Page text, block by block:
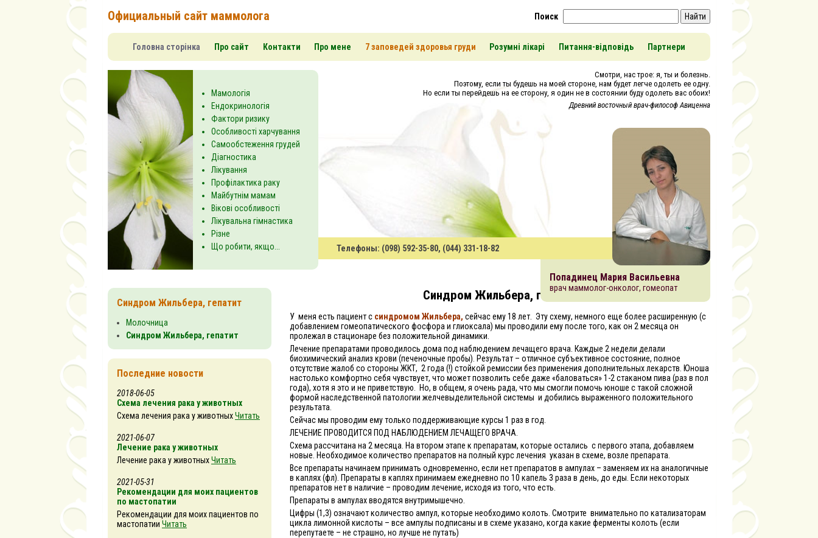
Официальный сайт маммолога Поиск Найти
Головна сторінка Про сайт Контакти Про мене 7 заповедей здоровья груди Розумні лікарі Питання-відповідь Партнери
Мамологія
Ендокринологія
Фактори ризику
Особливості харчування
Самообстеження грудей
Діагностика
Лікування
Профілактика раку
Майбутнім мамам
Вікові особливості
Лікувальна гімнастика
Різне
Що робити, якщо...
Смотри, нас трое: я, ты и болезнь.
Поэтому, если ты будешь на моей стороне, нам будет легче одолеть ее одну.
Но если ты перейдешь на ее сторону, я один не в состоянии буду одолеть вас обоих!
Древний восточный врач-философ Авиценна
Телефоны: (098) 592-35-80, (044) 331-18-82
Попадинец Мария Васильевна
врач маммолог-онколог, гомеопат
Синдром Жильбера, гепатит
У меня есть пациент с синдромом Жильбера, сейчас ему 18 лет. Эту схему, немного еще более расширенную (с
добавлением гомеопатического фосфора и глиоксала) мы проводили ему после того, как он 2 месяца он
пролежал в стационаре без положительной динамики.
Лечение препаратами проводилось дома под наблюдением лечащего врача. Каждые 2 недели делали
биохимический анализ крови (печеночные пробы). Результат – отличное субъективное состояние, полное
отсутствие жалоб со стороны ЖКТ, 2 года (!) стойкой ремиссии без применения дополнительных лекарств. Юноша
настолько комфортно себя чувствует, что может позволить себе даже «баловаться» 1-2 стаканом пива (раз в пол
года), хотя я это и не приветствую.
Но, в общем, я очень рада, что мы смогли помочь юноше с такой сложной
формой наследственной патологии желчевыделительной системы и добились выраженного положительного
результата.
Сейчас мы проводим ему только поддерживающие курсы 1 раз в год.
ЛЕЧЕНИЕ ПРОВОДИТСЯ ПОД НАБЛЮДЕНИЕМ ЛЕЧАЩЕГО ВРАЧА.
Схема рассчитана на 2 месяца. На втором этапе к препаратам, которые остались с первого этапа, добавляем
новые. Необходимое количество препаратов на полный курс лечения указан в схеме, возле препарата.
Все препараты начинаем принимать одновременно, если нет препаратов в ампулах – заменяем их на аналогичные
в каплях (фл). Препараты в каплях принимаем ежедневно по 10 капель 3 раза в день, до еды. Если некоторых
препаратов нет в наличие – проводим лечение, исходя из того, что есть.
Препараты в ампулах вводятся внутримышечно.
Цифры (1,3) означают количество ампул, которые необходимо колоть. Смотрите внимательно по катализаторам
цикла лимонной кислоты – все ампулы подписаны и в схеме указано, когда какие ферменты колоть (если
перепутаете – не страшно, но лучше не путать)
Синдром Жильбера, гепатит
Молочница
Синдром Жильбера, гепатит
Последние новости
2018-06-05
Схема лечения рака у животных
Схема лечения рака у животныхЧитать
2021-06-07
Лечение рака у животных
Лечение рака у животныхЧитать
2021-05-31
Рекомендации для моих пациентов
по мастопатии
Рекомендации для моих пациентов по
мастопатии Читать